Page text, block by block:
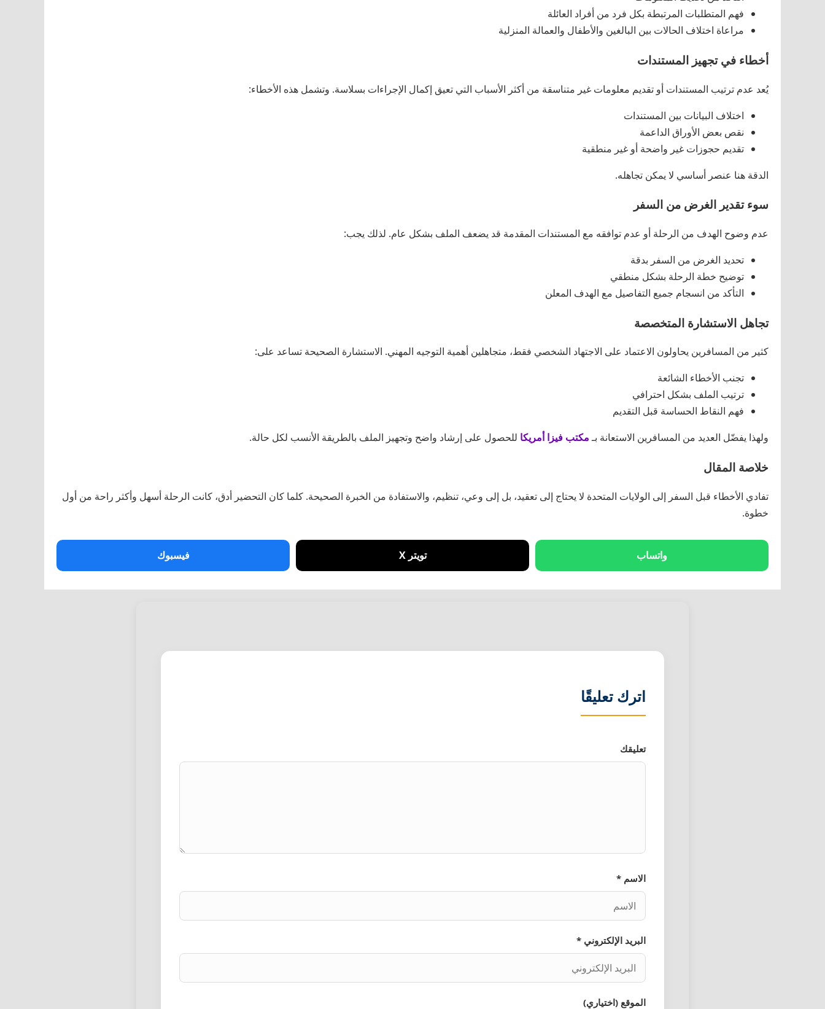
فهم المتطلبات المرتبطة بكل فرد من أفراد العائلة
مراعاة اختلاف الحالات بين البالغين والأطفال والعمالة المنزلية
أخطاء في تجهيز المستندات
يُعد عدم ترتيب المستندات أو تقديم معلومات غير متناسقة من أكثر الأسباب التي تعيق إكمال الإجراءات بسلاسة. وتشمل هذه الأخطاء:
اختلاف البيانات بين المستندات
نقص بعض الأوراق الداعمة
تقديم حجوزات غير واضحة أو غير منطقية
الدقة هنا عنصر أساسي لا يمكن تجاهله.
سوء تقدير الغرض من السفر
عدم وضوح الهدف من الرحلة أو عدم توافقه مع المستندات المقدمة قد يضعف الملف بشكل عام. لذلك يجب:
تحديد الغرض من السفر بدقة
توضيح خطة الرحلة بشكل منطقي
التأكد من انسجام جميع التفاصيل مع الهدف المعلن
تجاهل الاستشارة المتخصصة
كثير من المسافرين يحاولون الاعتماد على الاجتهاد الشخصي فقط، متجاهلين أهمية التوجيه المهني. الاستشارة الصحيحة تساعد على:
تجنب الأخطاء الشائعة
ترتيب الملف بشكل احترافي
فهم النقاط الحساسة قبل التقديم
ولهذا يفضّل العديد من المسافرين الاستعانة بـمكتب فيزا أمريكا للحصول على إرشاد واضح وتجهيز الملف بالطريقة الأنسب لكل حالة.
خلاصة المقال
تفادي الأخطاء قبل السفر إلى الولايات المتحدة لا يحتاج إلى تعقيد، بل إلى وعي، تنظيم، والاستفادة من الخبرة الصحيحة. كلما كان التحضير أدق، كانت الرحلة أسهل وأكثر راحة من أول
خطوة.
واتساب تويتر X فيسبوك
اترك تعليقًا
تعليقك
الاسم *
البريد الإلكتروني *
الموقع (اختياري)